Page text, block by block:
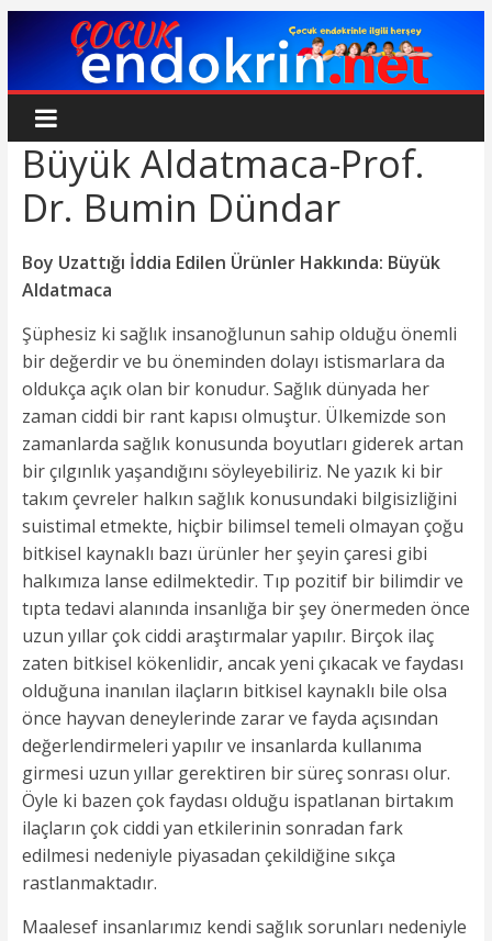
to
Çocuk
Endokrin
www.cocukendokrin.net
Büyük Aldatmaca-Prof.
Dr. Bumin Dündar
Boy Uzattığı İddia Edilen Ürünler Hakkında: Büyük
Aldatmaca
Şüphesiz ki sağlık insanoğlunun sahip olduğu önemli
bir değerdir ve bu öneminden dolayı istismarlara da
oldukça açık olan bir konudur. Sağlık dünyada her
zaman ciddi bir rant kapısı olmuştur. Ülkemizde son
zamanlarda sağlık konusunda boyutları giderek artan
bir çılgınlık yaşandığını söyleyebiliriz. Ne yazık ki bir
takım çevreler halkın sağlık konusundaki bilgisizliğini
suistimal etmekte, hiçbir bilimsel temeli olmayan çoğu
bitkisel kaynaklı bazı ürünler her şeyin çaresi gibi
halkımıza lanse edilmektedir. Tıp pozitif bir bilimdir ve
tıpta tedavi alanında insanlığa bir şey önermeden önce
uzun yıllar çok ciddi araştırmalar yapılır. Birçok ilaç
zaten bitkisel kökenlidir, ancak yeni çıkacak ve faydası
olduğuna inanılan ilaçların bitkisel kaynaklı bile olsa
önce hayvan deneylerinde zarar ve fayda açısından
değerlendirmeleri yapılır ve insanlarda kullanıma
girmesi uzun yıllar gerektiren bir süreç sonrası olur.
Öyle ki bazen çok faydası olduğu ispatlanan birtakım
ilaçların çok ciddi yan etkilerinin sonradan fark
edilmesi nedeniyle piyasadan çekildiğine sıkça
rastlanmaktadır.
Maalesef insanlarımız kendi sağlık sorunları nedeniyle